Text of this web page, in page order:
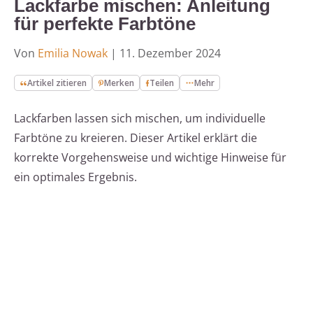
Lackfarbe mischen: Anleitung
für perfekte Farbtöne
Von Emilia Nowak | 11. Dezember 2024
Artikel zitieren Merken Teilen Mehr
Lackfarben lassen sich mischen, um individuelle
Farbtöne zu kreieren. Dieser Artikel erklärt die
korrekte Vorgehensweise und wichtige Hinweise für
ein optimales Ergebnis.